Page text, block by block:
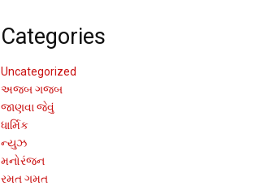
Categories
Uncategorized
અજબ ગજબ
જાણવા જેવું
ધાર્મિક
ન્યુઝ
મનોરંજન
રમત ગમત